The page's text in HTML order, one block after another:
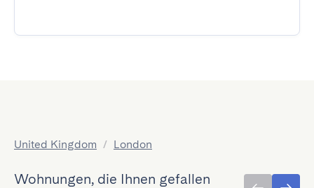
United Kingdom / London
Wohnungen, die Ihnen gefallen